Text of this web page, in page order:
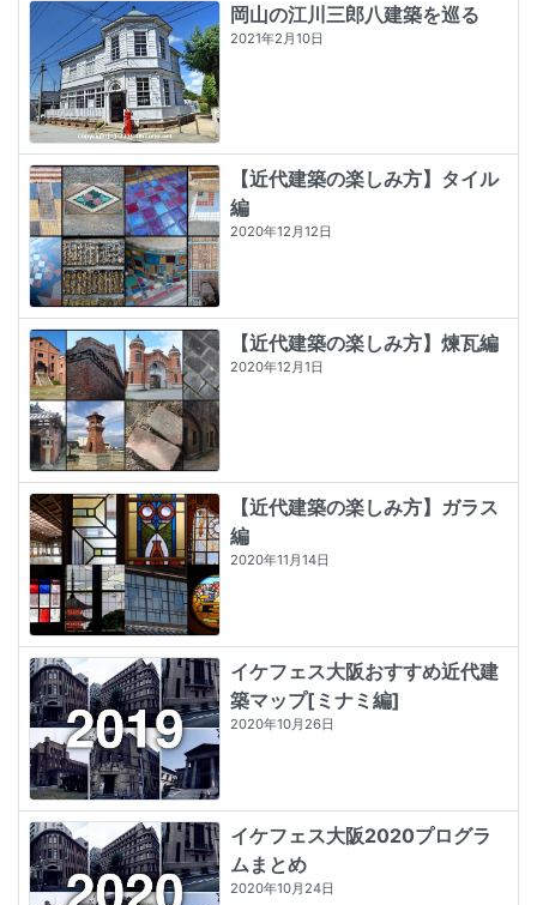
岡山の江川三郎八建築を巡る
2021年2月10日
【近代建築の楽しみ方】タイル
編
2020年12月12日
【近代建築の楽しみ方】煉瓦編
2020年12月1日
【近代建築の楽しみ方】ガラス
編
2020年11月14日
イケフェス大阪おすすめ近代建
築マップ[ミナミ編]
2020年10月26日
イケフェス大阪2020プログラ
ムまとめ
2020年10月24日